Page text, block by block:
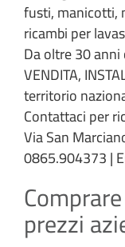
fusti, manicotti,
ricambi per
Da oltre 30 anni
VENDITA,
territorio
Contattaci per
Via San
0865.904373 |
prezzi